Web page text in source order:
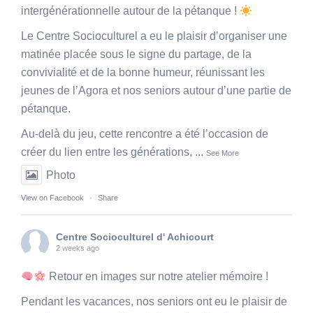
intergénérationnelle autour de la pétanque !
Le Centre Socioculturel a eu le plaisir d’organiser une
matinée placée sous le signe du partage, de la
convivialité et de la bonne humeur, réunissant les
jeunes de l’Agora et nos seniors autour d’une partie de
pétanque.
Au-delà du jeu, cette rencontre a été l’occasion de
créer du lien entre les générations, ... See More
Photo
View on Facebook · Share
Centre Socioculturel d' Achicourt
2 weeks ago
Retour en images sur notre atelier mémoire !
Pendant les vacances, nos seniors ont eu le plaisir de